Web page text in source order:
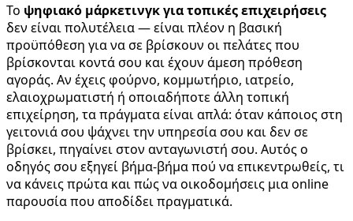
Το ψηφιακό μάρκετινγκ για τοπικές επιχειρήσεις
δεν είναι πολυτέλεια — είναι πλέον η βασική
προϋπόθεση για να σε βρίσκουν οι πελάτες που
βρίσκονται κοντά σου και έχουν άμεση πρόθεση
αγοράς. Αν έχεις φούρνο, κομμωτήριο, ιατρείο,
ελαιοχρωματιστή ή οποιαδήποτε άλλη τοπική
επιχείρηση, τα πράγματα είναι απλά: όταν κάποιος στη
γειτονιά σου ψάχνει την υπηρεσία σου και δεν σε
βρίσκει, πηγαίνει στον ανταγωνιστή σου. Αυτός ο
οδηγός σου εξηγεί βήμα-βήμα πού να επικεντρωθείς, τι
να κάνεις πρώτα και πώς να οικοδομήσεις μια online
παρουσία που αποδίδει πραγματικά.